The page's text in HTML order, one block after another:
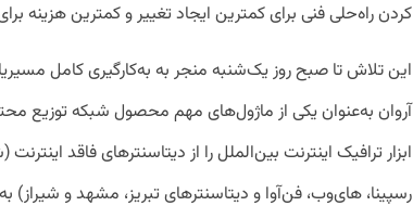
کردن راه‌حلی فنی برای کمترین ایجاد تغییر و کمترین هزینه
ابزار ترافیک اینترنت بین‌الملل را از دیتاسنترهای فاقد
رسپینا، های‌وب، فن‌آوا و دیتاسنتر‌های تبریز، مشهد و شیراز)